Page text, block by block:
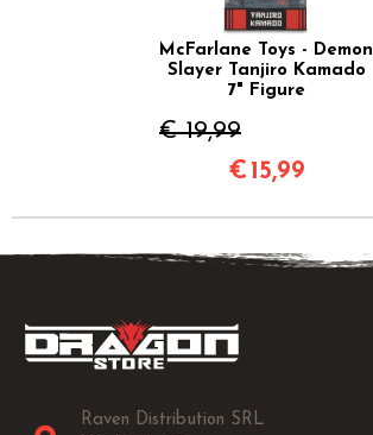
McFarlane Toys - Demon
Slayer Tanjiro Kamado
7" Figure
€ 19,99
€ 15,99
Raven Distribution SRL